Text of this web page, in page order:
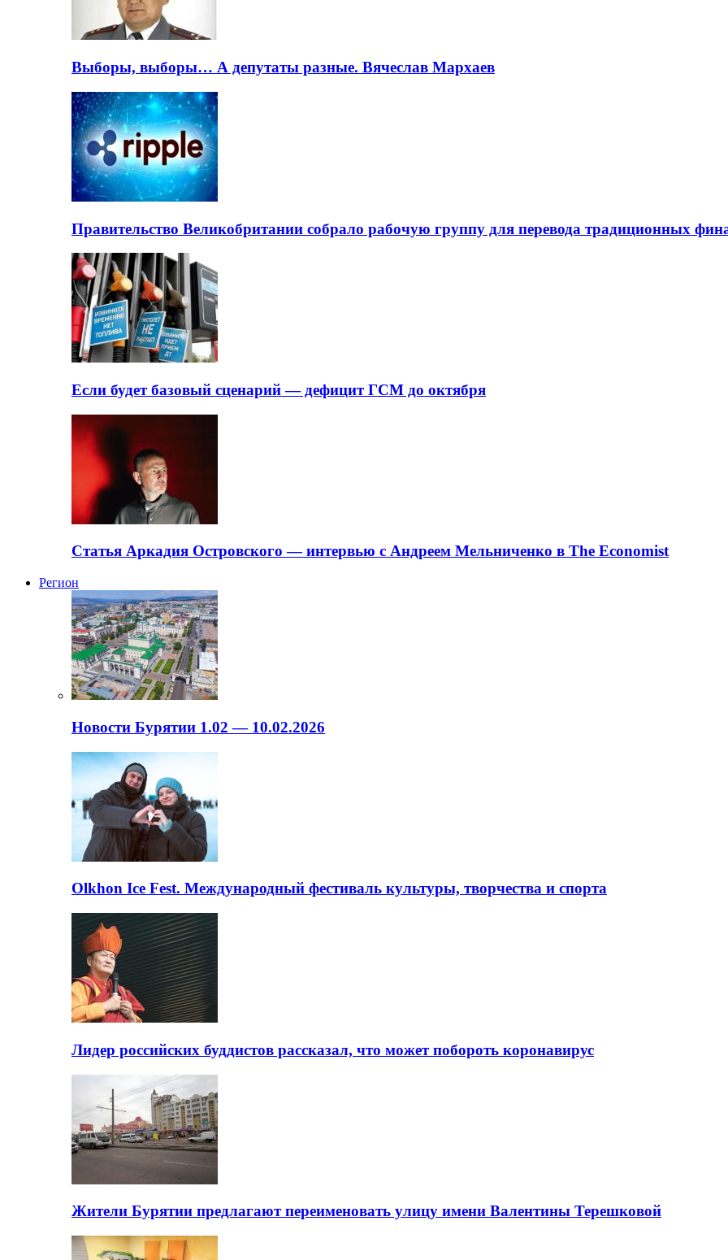
Выборы, выборы… А депутаты разные. Вячеслав Мархаев
Правительство Великобритании собрало рабочую группу для перевода традиционных
Если будет базовый сценарий — дефицит ГСМ до октября
Статья Аркадия Островского — интервью с Андреем Мельниченко в The Economist
Регион
Новости Бурятии 1.02 — 10.02.2026
Olkhon Ice Fest. Международный фестиваль культуры, творчества и спорта
Лидер российских буддистов рассказал, что может побороть коронавирус
Жители Бурятии предлагают переименовать улицу имени Валентины Терешковой